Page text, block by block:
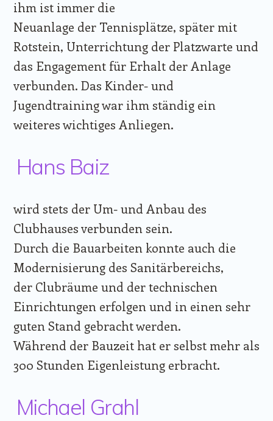
ihm ist immer die
Neuanlage der Tennisplätze, später mit
Rotstein, Unterrichtung der Platzwarte und
das Engagement für Erhalt der Anlage
verbunden. Das Kinder- und
Jugendtraining war ihm ständig ein
weiteres wichtiges Anliegen.
Hans Baiz
wird stets der Um- und Anbau des
Clubhauses verbunden sein.
Durch die Bauarbeiten konnte auch die
Modernisierung des Sanitärbereichs,
der Clubräume und der technischen
Einrichtungen erfolgen und in einen sehr
guten Stand gebracht werden.
Während der Bauzeit hat er selbst mehr als
300 Stunden Eigenleistung erbracht.
Michael Grahl